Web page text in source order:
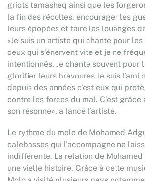
griots tamasheq ainsi que les
la fin des récoltes, encourager les
leurs épopées et faire les louanges
«Je suis un artiste qui chante pour
ceux qui s’énervent vite et je ne
intentionnés. Je chante souvent pour
glorifier leurs bravoures.Je suis l’ami
depuis des années c’est eux qui
contre les forces du mal. C’est grâce
son résonne», a lancé l’artiste.
Le rythme du molo de Mohamed
calebasses qui l’accompagne ne
indifférente. La relation de Mohamed
une vielle histoire. Grâce à cette